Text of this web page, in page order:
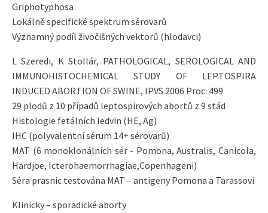
Griphotyphosa
Lokálně specifické spektrum sérovarů
Významný podíl živočišných vektorů (hlodavci)
L Szeredi, K Stollár, PATHOLOGICAL, SEROLOGICAL AND
IMMUNOHISTOCHEMICAL STUDY OF LEPTOSPIRA
INDUCED ABORTION OF SWINE, IPVS 2006 Proc: 499
29 plodů z 10 případů leptospirových abortů z 9 stád
Histologie fetálních ledvin (HE, Ag)
IHC (polyvalentní sérum 14+ sérovarů)
MAT (6 monoklonálních sér - Pomona, Australis, Canicola,
Hardjoe, Icterohaemorrhagiae,Copenhageni)
Séra prasnic testována MAT – antigeny Pomona a Tarassovi
Klinicky – sporadické aborty